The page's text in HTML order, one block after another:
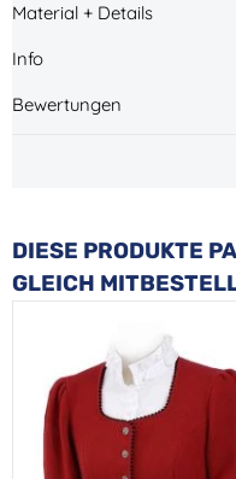
Material + Details
Info
Bewertungen
Produktgalerie
DIESE PRODUKTE
GLEICH